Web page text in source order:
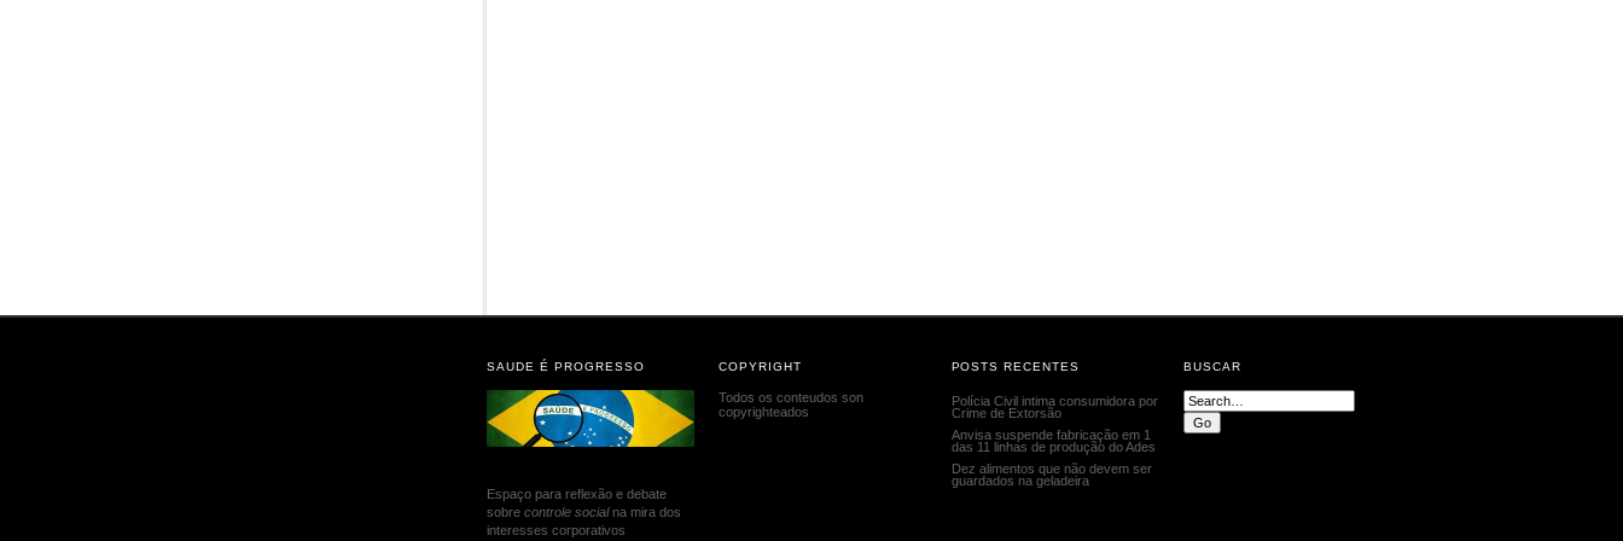
SAUDE É PROGRESSO
Espaço para reflexão e debate
sobre controle socialna mira dos
interesses corporativos
COPYRIGHT
Todos os conteudos son
copyrighteados
POSTS RECENTES
Polícia Civil intima consumidora por
Crime de Extorsão
Anvisa suspende fabricação em 1
das 11 linhas de produção do Ades
Dez alimentos que não devem ser
guardados na geladeira
BUSCAR
Search: